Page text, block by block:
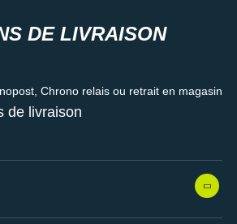
DE LIVRAISON
Chrono relais ou retrait en magasin
de livraison